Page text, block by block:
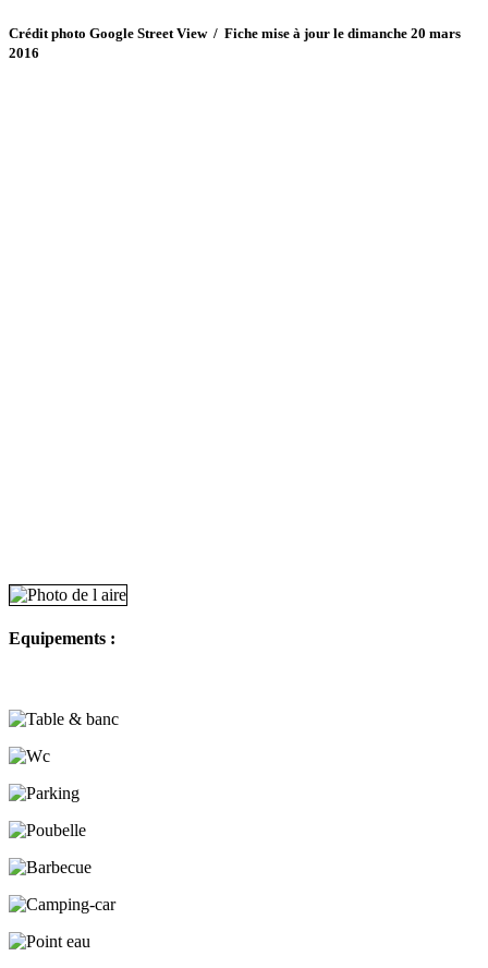
Crédit photo Google Street View / Fiche mise à jour le dimanche 20 mars
2016
Equipements :